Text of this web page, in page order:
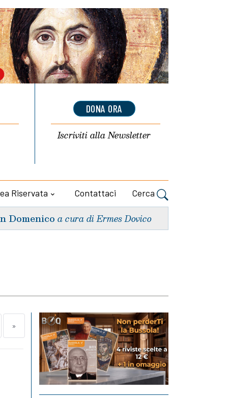
DONA ORA
Iscriviti allaNewsletter
Riservata Contattaci Cerca
Domenico a cura di Ermes Dovico
»